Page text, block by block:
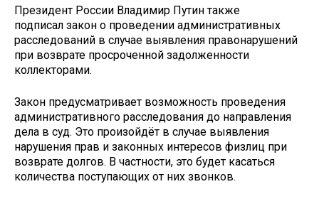
Президент России Владимир Путин также
подписал закон о проведении административных
расследований в случае выявления правонарушений
при возврате просроченной задолженности
коллекторами.
Закон предусматривает возможность проведения
административного расследования до направления
дела в суд. Это произойдёт в случае выявления
нарушения прав и законных интересов физлиц при
возврате долгов. В частности, это будет касаться
количества поступающих от них звонков.